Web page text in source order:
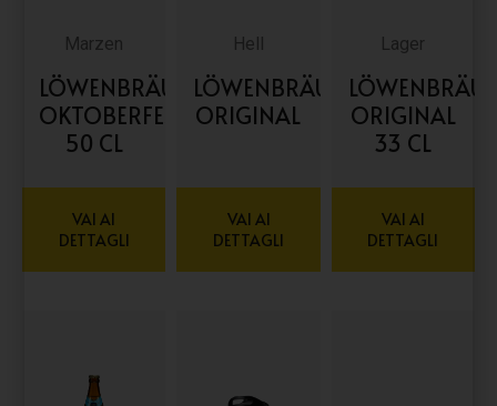
Marzen
LÖWENBRÄU
OKTOBERFEST
50 CL
VAI AI
DETTAGLI
Hell
LÖWENBRÄU
ORIGINAL
VAI AI
DETTAGLI
Lager
LÖWENBRÄU
ORIGINAL
33 CL
VAI AI
DETTAGLI